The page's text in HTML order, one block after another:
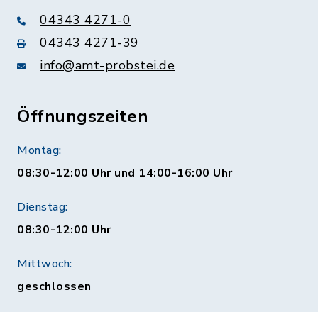
04343 4271-0
04343 4271-39
info@amt-probstei.de
Öffnungszeiten
Montag:
08:30-12:00 Uhr und 14:00-16:00 Uhr
Dienstag:
08:30-12:00 Uhr
Mittwoch:
geschlossen